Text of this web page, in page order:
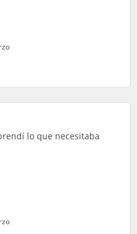
lo que necesitaba